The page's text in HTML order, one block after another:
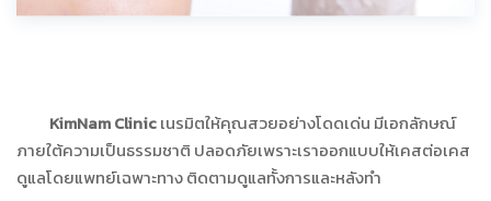
KimNam Clinicเนรมิตให้คุณสวยอย่างโดดเด่น มีเอกลักษณ์
ภายใต้ความเป็นธรรมชาติ ปลอดภัยเพราะเราออกแบบให้เคสต่อเคส
ดูแลโดยแพทย์เฉพาะทาง ติดตามดูแลทั้งการและหลังทำ